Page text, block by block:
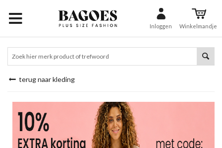
Inloggen Winkelmandje
terug naar kleding